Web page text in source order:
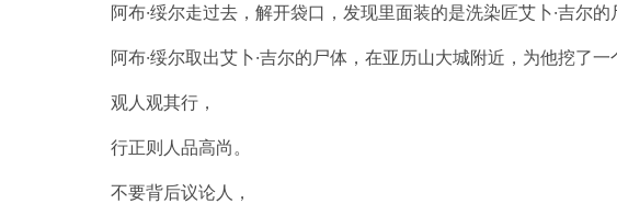
阿布·绥尔走过去，解开袋口，发现里面装的是洗染匠艾卜·吉尔
阿布·绥尔取出艾卜·吉尔的尸体，在亚历山大城附近，为他挖了
观人观其行，
行正则人品高尚。
不要背后议论人，